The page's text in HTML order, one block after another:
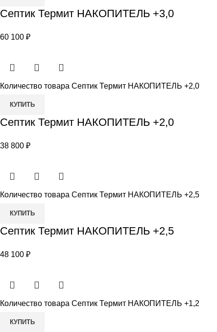
Септик Термит НАКОПИТЕЛЬ +3,0
60 100 ₽
Количество товара Септик Термит НАКОПИТЕЛЬ +2,0
КУПИТЬ
Септик Термит НАКОПИТЕЛЬ +2,0
38 800 ₽
Количество товара Септик Термит НАКОПИТЕЛЬ +2,5
КУПИТЬ
Септик Термит НАКОПИТЕЛЬ +2,5
48 100 ₽
Количество товара Септик Термит НАКОПИТЕЛЬ +1,2
КУПИТЬ